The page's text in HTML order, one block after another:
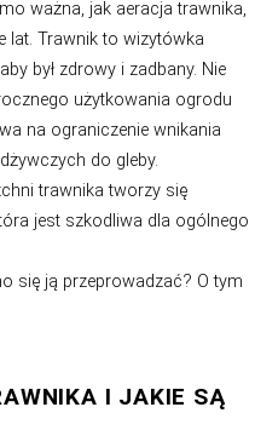
nacięcia.
rosnąć oraz pobierać
Twojemu
części artykułu.
– KLUCZOWA
TRAWY
lat. Trawnik to